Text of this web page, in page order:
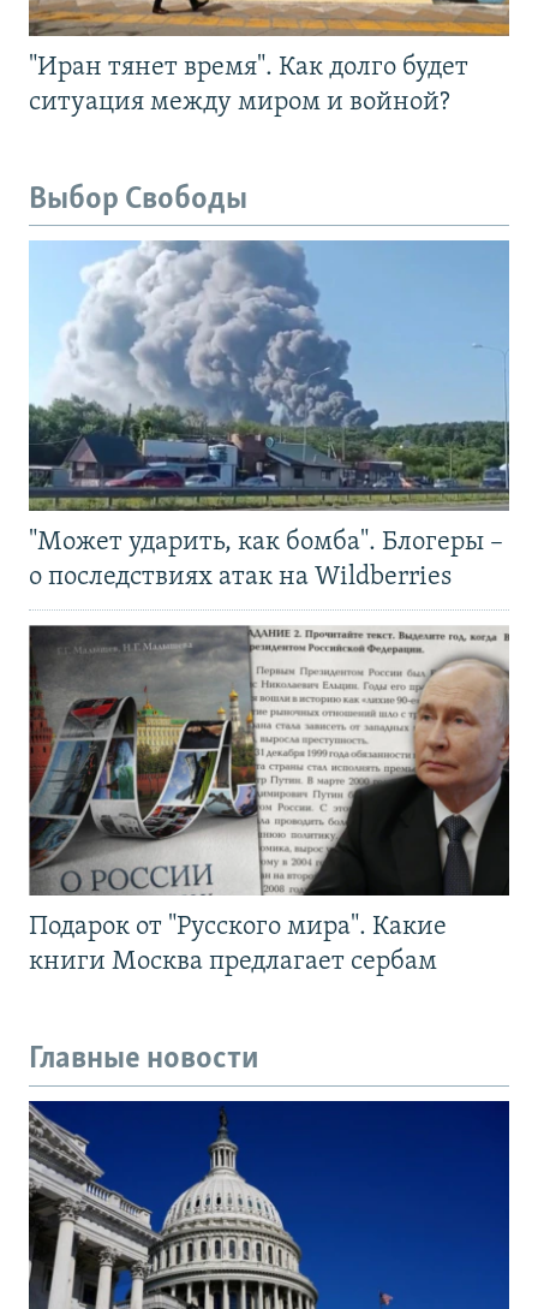
"Иран тянет время". Как долго будет
ситуация между миром и войной?
Выбор Свободы
"Может ударить, как бомба". Блогеры –
о последствиях атак на Wildberries
Подарок от "Русского мира". Какие
книги Москва предлагает сербам
Главные новости